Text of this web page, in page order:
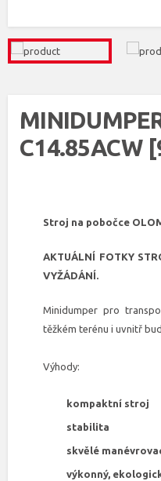
C14.85ACW
Stroj na pobočce
AKTUÁLNÍ FOTKY
VYŽÁDÁNÍ.
Minidumper pro
těžkém terénu i uvnitř
Výhody:
kompaktní stroj
stabilita
skvělé
výkonný,